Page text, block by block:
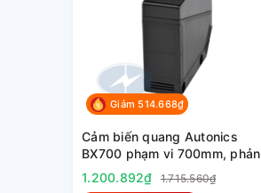
Giảm 514.668₫
Cảm biến quang Autonics
BX700 phạm vi 700mm, phản
xạ khuếch tán
1.200.892₫
1.715.560₫